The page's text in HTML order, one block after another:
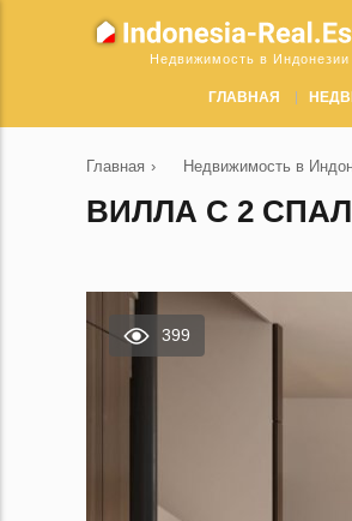
Недвижимость в Индонезии
ГЛАВНАЯ
Главная › Недвижимость в
ВИЛЛА С 2
399